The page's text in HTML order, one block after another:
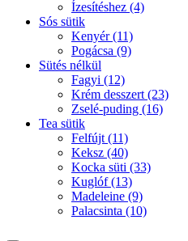
Ízesítéshez (4)
Sós sütik
Kenyér(11)
Pogácsa (9)
Sütés nélkül
Fagyi (12)
Krém desszert (23)
Zselé-puding (16)
Tea sütik
Felfújt (11)
Keksz (40)
Kocka süti (33)
Kuglóf(13)
Madeleine (9)
Palacsinta (10)